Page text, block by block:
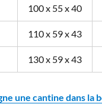
100 x 55 x 40
110 x 59 x 43
130 x 59 x 43
une cantine dans la